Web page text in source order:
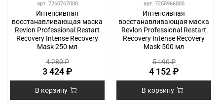
арт. 7260767000
Интенсивная
восстанавливающая маска
Revlon Professional Restart
Recovery Intense Recovery
Mask 250 мл
4 280 ₽
3 424 ₽
В корзину
арт. 7255966000
Интенсивная
восстанавливающая маска
Revlon Professional Restart
Recovery Intense Recovery
Mask 500 мл
5 190 ₽
4 152 ₽
В корзину